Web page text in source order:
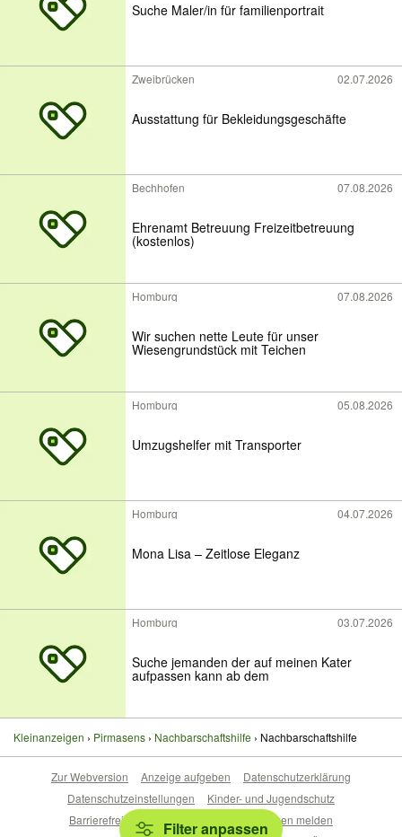
Suche Maler/in für familienportrait
Zweibrücken 02.07.2026
Ausstattung für Bekleidungsgeschäfte
Bechhofen 07.08.2026
Ehrenamt Betreuung Freizeitbetreuung
(kostenlos)
Homburg 07.08.2026
Wir suchen nette Leute für unser
Wiesengrundstück mit Teichen
Homburg 05.08.2026
Umzugshelfer mit Transporter
Homburg 04.07.2026
Mona Lisa – Zeitlose Eleganz
Homburg 03.07.2026
Suche jemanden der auf meinen Kater
aufpassen kann ab dem
Kleinanzeigen Pirmasens Nachbarschaftshilfe Nachbarschaftshilfe
Filter anpassen
Zur Webversion Anzeige aufgeben
Datenschutzerklärung
Datenschutzeinstellungen
Kinder- und Jugendschutz
Barrierefreiheitserklärung
Sicherheitslücken melden